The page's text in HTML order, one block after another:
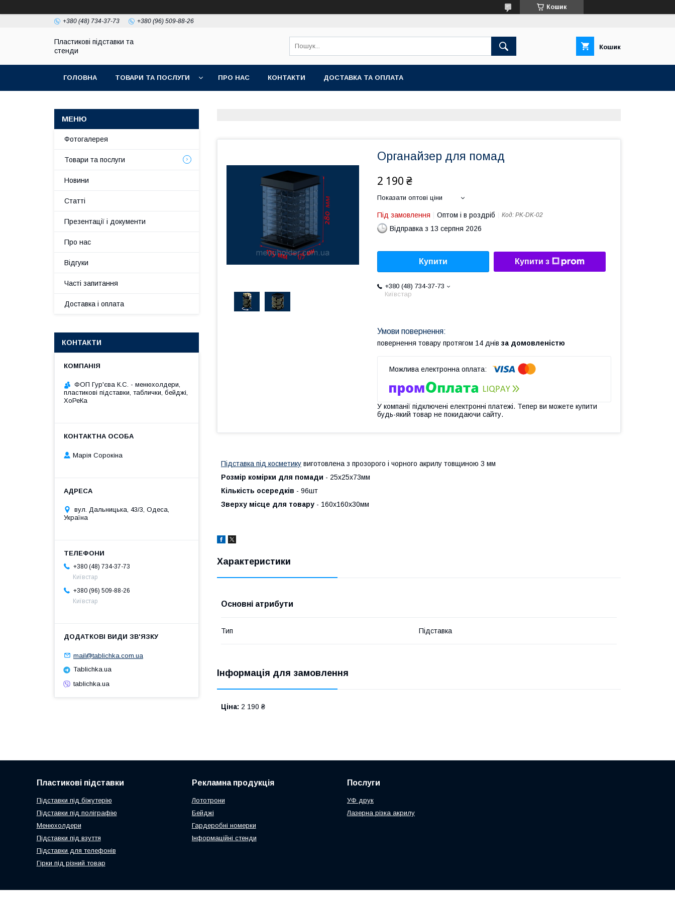
Кошик
+380 (48) 734-37-73 +380 (96) 509-88-26
Пластикові підставки та
стенди
Кошик
ГОЛОВНА ТОВАРИ ТА ПОСЛУГИ ПРО НАС КОНТАКТИ ДОСТАВКА ТА ОПЛАТА
Органайзер для помад
2 190 ₴
Показати оптові ціни
Під замовлення Оптом і в роздріб Код: PK-DK-02
Відправка з 13 серпня 2026
Купити Купити з
+380 (48) 734-37-73
Київстар
повернення товару протягом 14 днів за домовленістю
У компанії підключені електронні платежі. Тепер ви можете купити
будь-який товар не покидаючи сайту.
Підставка під косметику виготовлена з прозорого і чорного акрилу товщиною 3 мм
Розмір комірки для помади - 25х25х73мм
Кількість осередків - 96шт
Зверху місце для товару - 160х160х30мм
Характеристики
Основні атрибути
Тип Підставка
Інформація для замовлення
Ціна: 2 190 ₴
Фотогалерея
Товари та послуги
Новини
Статті
Презентації і документи
Про нас
Відгуки
Часті запитання
Доставка і оплата
КОНТАКТИ
ФОП Гур'єва К.С. - менюхолдери,
пластикові підставки, таблички, бейджі,
ХоРеКа
Марія Сорокіна
вул. Дальницька, 43/3, Одеса,
Україна
+380 (48) 734-37-73
Київстар
+380 (96) 509-88-26
Київстар
mail@tablichka.com.ua
Tablichka.ua
tablichka.ua
Пластикові підставки
Підставки під біжутерію
Підставки під поліграфію
Менюхолдери
Підставки під взуття
Підставки для телефонів
Гірки під різний товар
Рекламна продукція
Лототрони
Бейджі
Гардеробні номерки
Інформаційні стенди
Послуги
УФ друк
Лазерна різка акрилу